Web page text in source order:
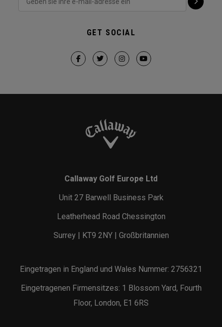
GET SOCIAL
Callaway Golf Europe Ltd
Unit 27 Barwell Business Park
Leatherhead Road Chessington
Surrey | KT9 2NY | Großbritannien
Eingetragen in England und Wales Nummer: 2756321
Eingetragenen Firmensitzes: 1 Blossom Yard, Fourth
Floor, London, E1 6RS